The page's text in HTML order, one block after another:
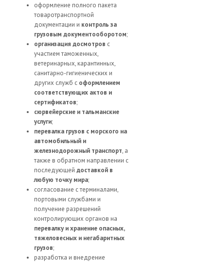
оформление полного пакета
товаротранспортной
документации и контроль за
грузовым документооборотом;
организация досмотров с
участием таможенных,
ветеринарных, карантинных,
санитарно-гигиенических и
других служб с оформлением
соответствующих актов и
сертификатов;
сюрвейерские и тальманские
услуги;
перевалка грузов с морского на
автомобильный и
железнодорожный транспорт, а
также в обратном направлении с
последующей доставкой в
любую точку мира;
согласование с терминалами,
портовыми службами и
получение разрешений
контролирующих органов на
перевалку и хранение опасных,
тяжеловесных и негабаритных
грузов;
разработка и внедрение